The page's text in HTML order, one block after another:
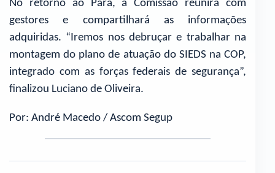
No retorno ao Pará, a Comissão reunirá com
gestores e compartilhará as informações
adquiridas. “Iremos nos debruçar e trabalhar na
montagem do plano de atuação do SIEDS na COP,
integrado com as forças federais de segurança”,
finalizou Luciano de Oliveira.
Por: André Macedo / Ascom Segup